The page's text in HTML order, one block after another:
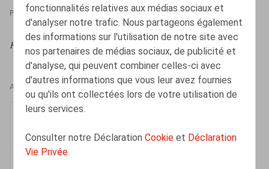
fonctionnalités relatives aux médias sociaux et
d'analyser notre trafic. Nous partageons également
des informations sur l'utilisation de notre site avec
nos partenaires de médias sociaux, de publicité et
d'analyse, qui peuvent combiner celles-ci avec
d'autres informations que vous leur avez fournies
ou qu'ils ont collectées lors de votre utilisation de
leurs services.
Consulter notre DéclarationCookie et Déclaration
Vie Privée
PRESSROOM 18.11.2024
HR.square (online), 18/11/2024
AUTEURS